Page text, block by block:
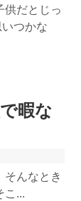
供だとじっ
つかな
暇な
そんなとき
こ...